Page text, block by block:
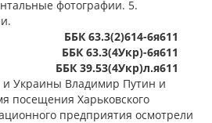
фотографии. 5.
ББК 63.3(2)614-6я611
ББК 63.3(4Укр)-6я611
ББК 39.53(4Укр)л.я611
Украины Владимир Путин и
посещения Харьковского
предприятия осмотрели